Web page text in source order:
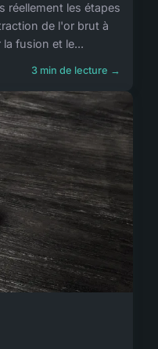
réellement les étapes
de l'or brut à
fusion et le...
3 min de lecture →